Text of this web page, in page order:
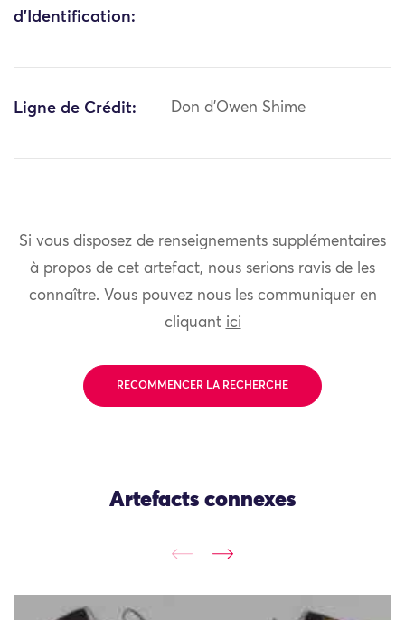
d'Identification:
Ligne de Crédit: Don d'Owen Shime
Si vous disposez de renseignements supplémentaires
à propos de cet artefact, nous serions ravis de les
connaître. Vous pouvez nous les communiquer en
cliquant ici
RECOMMENCER LA RECHERCHE
Artefacts connexes